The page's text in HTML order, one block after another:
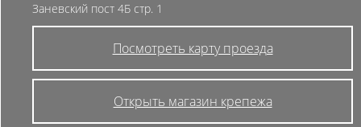
Заневский пост 4Б стр. 1
Посмотреть карту проезда
Открыть магазин крепежа